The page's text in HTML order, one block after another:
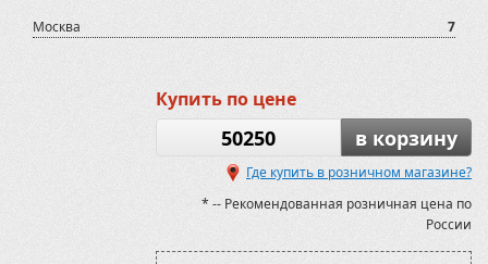
Москва 7
Купить по цене
50250 в корзину
Где купить в розничном магазине?
* -- Рекомендованная розничная цена по
России